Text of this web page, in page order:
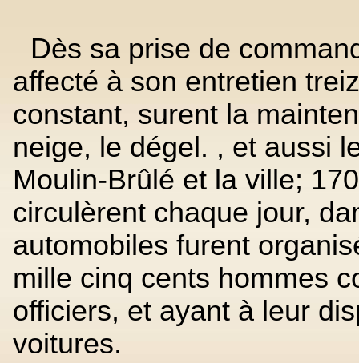
Dès sa prise de
affecté à son entretien
constant, surent la
neige, le dégel. , et aussi
Moulin-Brûlé et la ville;
circulèrent chaque jour,
automobiles furent
mille cinq cents hommes
officiers, et ayant à leur
voitures.